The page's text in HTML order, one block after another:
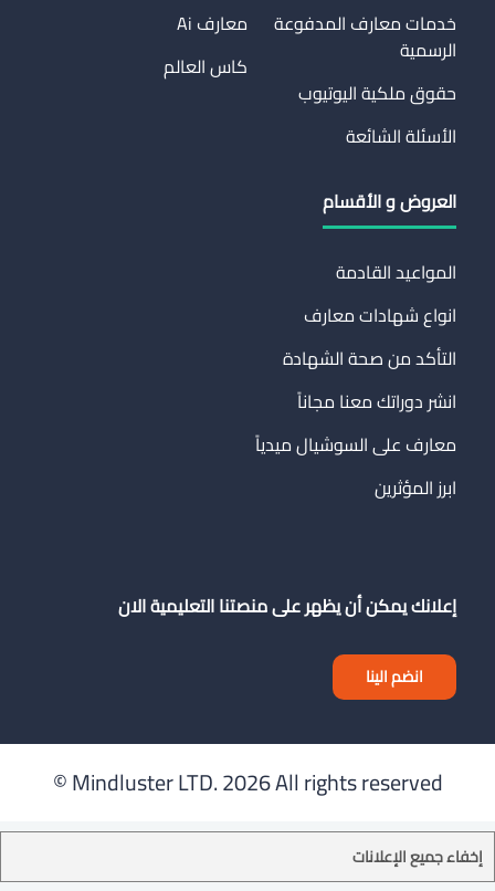
خدمات معارف المدفوعة
الرسمية
حقوق ملكية اليوتيوب
الأسئلة الشائعة
معارف Ai
كاس العالم
العروض و الأقسام
المواعيد القادمة
انواع شهادات معارف
التأكد من صحة الشهادة
انشر دوراتك معنا مجاناً
معارف على السوشيال ميدياً
ابرز المؤثرين
إعلانك يمكن أن يظهر على منصتنا التعليمية الان
انضم الينا
Mindluster LTD.2026 All rights reserved ©
إخفاء جميع الإعلانات